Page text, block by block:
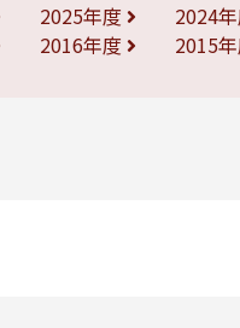
2025年度 2024
2016年度 2015